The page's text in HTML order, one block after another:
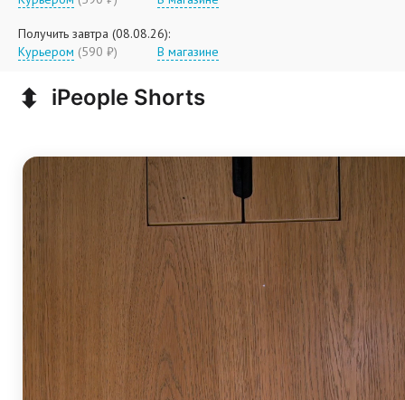
Получить завтра (08.08.26):
Курьером (590 ₽) В магазине
⬍ iPeople Shorts